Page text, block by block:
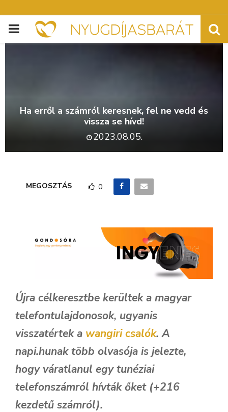
PRIMARY
Ha erről a számról keresnek, fel ne vedd és
vissza se hívd!
2023.08.05.
MEGOSZTÁS 0
Újra célkeresztbe kerültek a magyar
telefontulajdonosok, ugyanis
visszatértek a wangiri csalók. A
napi.hunak több olvasója is jelezte,
hogy váratlanul egy tunéziai
telefonszámról hívták őket (+216
kezdetű számról).